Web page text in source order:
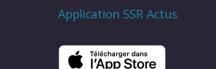
Application SSR Actus